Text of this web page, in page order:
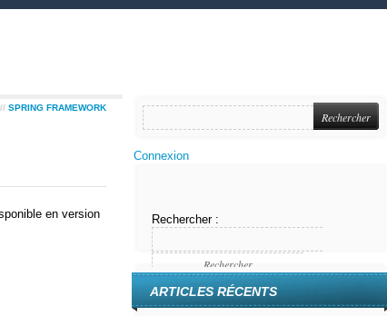
// SPRING FRAMEWORK
en version
Connexion
Rechercher :
ARTICLES RÉCENTS